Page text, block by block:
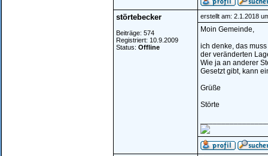
störtebecker
Beiträge: 574
Registriert: 10.9.2009
Status: Offline
erstellt am: 2.1.2018
Moin Gemeinde,
ich denke, das
der veränderten
Wie ja an anderer
Gesetzt gibt, kann
Grüße
Störte